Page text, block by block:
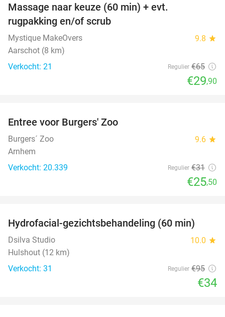
Massage naar keuze (60 min) + evt.
rugpakking en/of scrub
Mystique MakeOvers 9.8 star
Aarschot (8 km)
Verkocht: 21
Regulier €65
€29,90
Entree voor Burgers' Zoo
Burgers´ Zoo 9.6 star
Arnhem
Verkocht: 20.339
Regulier €31
€25,50
64%
Hydrofacial-gezichtsbehandeling (60 min)
Dsilva Studio 10.0 star
Hulshout (12 km)
Verkocht: 31
Regulier €95
€34